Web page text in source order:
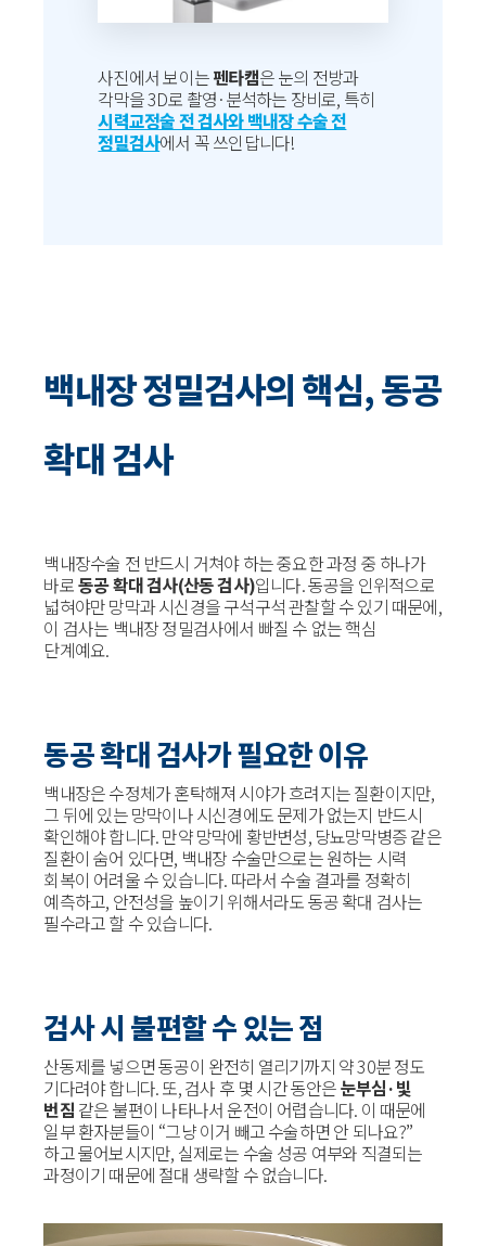
사진에서 보이는펜타캠은 눈의 전방과
각막을 3D로 촬영·분석하는 장비로, 특히
시력교정술 전 검사와 백내장 수술 전
정밀검사에서 꼭 쓰인답니다!
백내장 정밀검사의 핵심, 동공
확대 검사
백내장수술 전 반드시 거쳐야 하는 중요한 과정 중 하나가
바로동공 확대 검사(산동 검사)입니다. 동공을 인위적으로
넓혀야만 망막과 시신경을 구석구석 관찰할 수 있기 때문에,
이 검사는 백내장 정밀검사에서 빠질 수 없는 핵심
단계예요.
동공 확대 검사가 필요한 이유
백내장은 수정체가 혼탁해져 시야가 흐려지는 질환이지만,
그 뒤에 있는 망막이나 시신경에도 문제가 없는지 반드시
확인해야 합니다. 만약 망막에 황반변성, 당뇨망막병증 같은
질환이 숨어 있다면, 백내장 수술만으로는 원하는 시력
회복이 어려울 수 있습니다. 따라서 수술 결과를 정확히
예측하고, 안전성을 높이기 위해서라도 동공 확대 검사는
필수라고 할 수 있습니다.
검사 시 불편할 수 있는 점
산동제를 넣으면 동공이 완전히 열리기까지 약 30분 정도
기다려야 합니다. 또, 검사 후 몇 시간 동안은눈부심·빛
번짐 같은 불편이 나타나서 운전이 어렵습니다. 이 때문에
일부 환자분들이 “그냥 이거 빼고 수술하면 안 되나요?”
하고 물어보시지만, 실제로는 수술 성공 여부와 직결되는
과정이기 때문에 절대 생략할 수 없습니다.